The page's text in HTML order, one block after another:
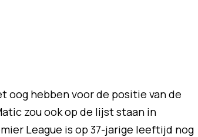
oog hebben voor de positie van de
zou ook op de lijst staan in
League is op 37-jarige leeftijd nog